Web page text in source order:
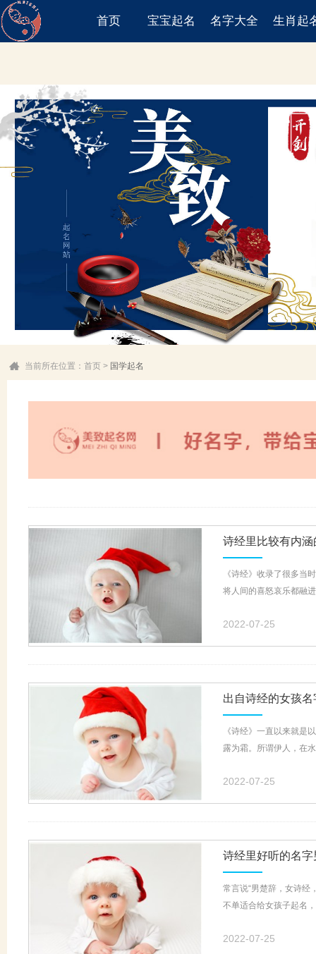
首页 宝宝起名 名字大全 生肖起
当前所在位置： 首页 > 国学起名
诗经里比较有内涵
《诗经》收录了很多当
将人间的喜怒哀乐都融
2022-07-25
出自诗经的女孩名
《诗经》一直以来就是
露为霜。所谓伊人，在
2022-07-25
诗经里好听的名字
常言说“男楚辞，女诗经
不单适合给女孩子起名
2022-07-25